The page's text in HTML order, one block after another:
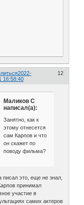
12
2022-
16:58:40
Маликов С
написал(а):
Занятно, как к
этому отнесется
сам Карпов и что
он скажет по
поводу фильма?
писал это, еще не знал,
принимал
участие в
самих актеров